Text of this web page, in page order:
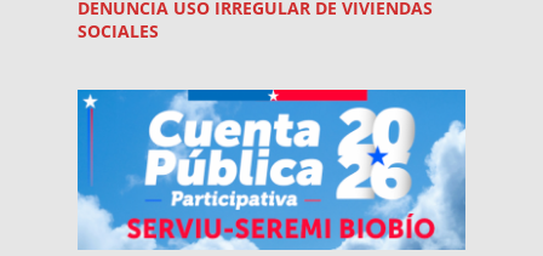
DENUNCIA USO IRREGULAR DE VIVIENDAS
SOCIALES